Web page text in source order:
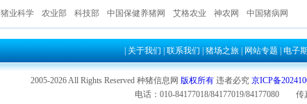
猪业科学 农业部 科技部 中国保健养猪网 艾格农业 神农网 中国猪病网
|关于我们|联系我们|猪场之旅|网站专题|电子
2005-2026 All Rights Reserved 种猪信息网 版权所有 违者必究 京ICP备
电话：010-84177018/84177019/84177080 传